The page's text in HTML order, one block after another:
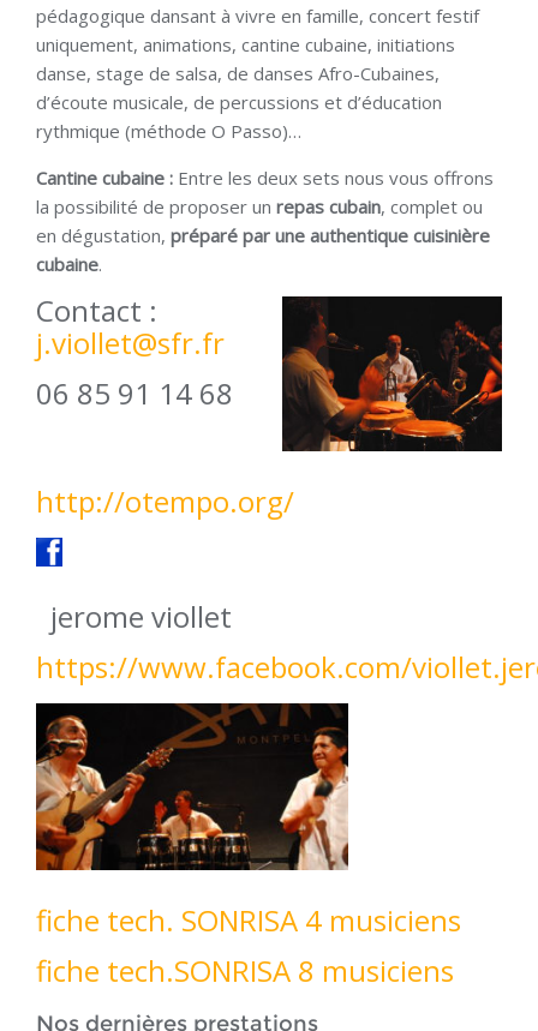
pédagogique dansant à vivre en famille, concert festif
uniquement, animations, cantine cubaine, initiations
danse, stage de salsa, de danses Afro-Cubaines,
d’écoute musicale, de percussions et d’éducation
rythmique (méthode O Passo)…
Cantine cubaine : Entre les deux sets nous vous offrons
la possibilité de proposer un repas cubain, complet ou
en dégustation, préparé par une authentique cuisinière
cubaine.
Contact :
j.viollet@sfr.fr
06 85 91 14 68
http://otempo.org/
jerome viollet
https://www.facebook.com/
fiche tech. SONRISA 4 musiciens
fiche tech.SONRISA 8 musiciens
Nos dernières prestations